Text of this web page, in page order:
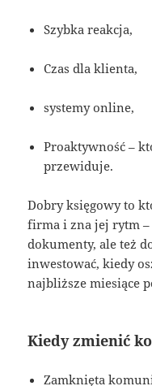
Szybka reakcja,
Czas dla klienta,
systemy online,
Proaktywność –
przewiduje.
Dobry księgowy to
firma i zna jej rytm
dokumenty, ale też
inwestować, kiedy
najbliższe miesiące
Kiedy zmienić
Zamknięta